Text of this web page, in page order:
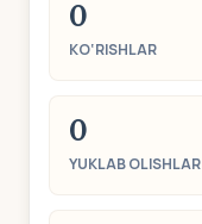
0
KO‘RISHLAR
0
YUKLAB OLISHLAR